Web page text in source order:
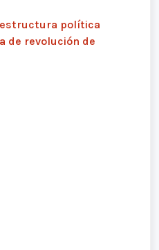
política
de revolución de